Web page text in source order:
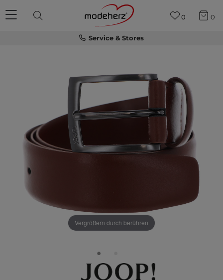
Service & Stores
0 0
Vergrößern durch berühren